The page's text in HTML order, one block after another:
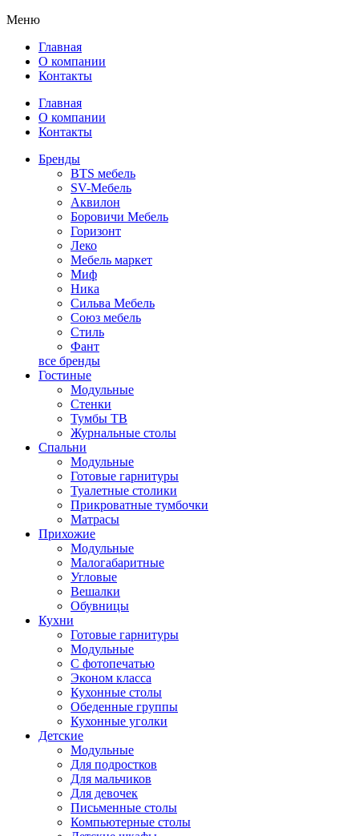
Меню
Главная
О компании
Контакты
Главная
О компании
Контакты
Бренды
BTS мебель
SV-Мебель
Аквилон
Боровичи Мебель
Горизонт
Леко
Мебель маркет
Миф
Ника
Сильва Мебель
Союз мебель
Стиль
Фант
все бренды
Гостиные
Модульные
Стенки
Тумбы ТВ
Журнальные столы
Спальни
Модульные
Готовые гарнитуры
Туалетные столики
Прикроватные тумбочки
Матрасы
Прихожие
Модульные
Малогабаритные
Угловые
Вешалки
Обувницы
Кухни
Готовые гарнитуры
Модульные
С фотопечатью
Эконом класса
Кухонные столы
Обеденные группы
Кухонные уголки
Детские
Модульные
Для подростков
Для мальчиков
Для девочек
Письменные столы
Компьютерные столы